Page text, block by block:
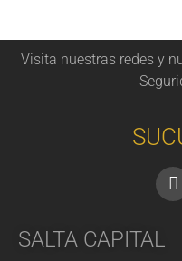
Visita nuestras redes y
SALTA CAPITAL